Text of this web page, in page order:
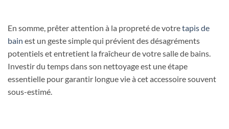
En somme, prêter attention à la propreté de votretapis de
bain est un geste simple qui prévient des désagréments
potentiels et entretient la fraîcheur de votre salle de bains.
Investir du temps dans son nettoyage est une étape
essentielle pour garantir longue vie à cet accessoire souvent
sous-estimé.